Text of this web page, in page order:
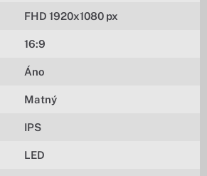
FHD 1920x1080 px
16:9
Áno
Matný
IPS
LED